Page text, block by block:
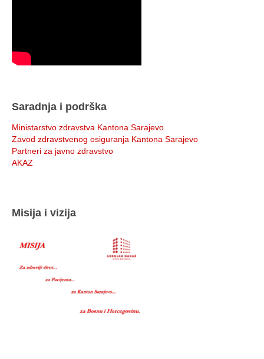
Saradnja i podrška
Ministarstvo zdravstva Kantona Sarajevo
Zavod zdravstvenog osiguranja Kantona Sarajevo
Partneri za javno zdravstvo
AKAZ
Misija i vizija